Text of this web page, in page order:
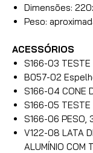
Dimensões:
Peso:
ACESSÓRIOS
S166-03 TESTE
B057-02
S166-04 CONE
S166-05 TESTE
S166-06 PESO,
V122-08 LATA
ALUMÍNIO COM